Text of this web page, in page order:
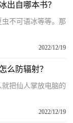
出自哪本书？
不可语冰等等。那
2022/12/19
么防辐射？
把仙人掌放电脑的
2022/12/19